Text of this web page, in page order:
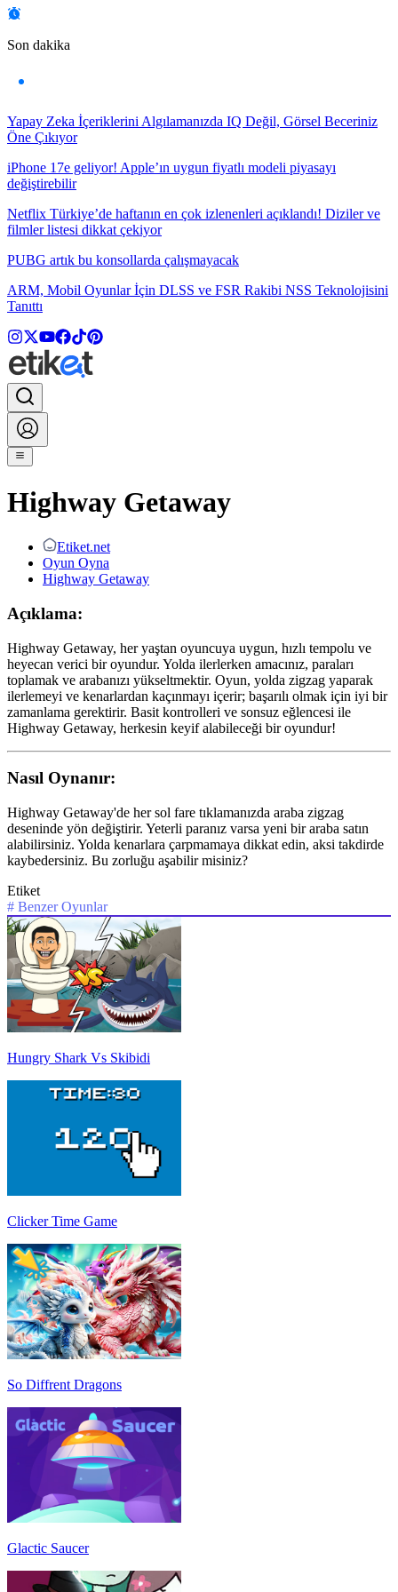
Son dakika
Yapay Zeka İçeriklerini Algılamanızda IQ Değil, Görsel Beceriniz
Öne Çıkıyor
iPhone 17e geliyor! Apple’ın uygun fiyatlı modeli piyasayı
değiştirebilir
Netflix Türkiye’de haftanın en çok izlenenleri açıklandı! Diziler ve
filmler listesi dikkat çekiyor
PUBG artık bu konsollarda çalışmayacak
ARM, Mobil Oyunlar İçin DLSS ve FSR Rakibi NSS Teknolojisini
Tanıttı
Highway Getaway
Etiket.net
Oyun Oyna
Highway Getaway
Açıklama:
Highway Getaway, her yaştan oyuncuya uygun, hızlı tempolu ve
heyecan verici bir oyundur. Yolda ilerlerken amacınız, paraları
toplamak ve arabanızı yükseltmektir. Oyun, yolda zigzag yaparak
ilerlemeyi ve kenarlardan kaçınmayı içerir; başarılı olmak için iyi bir
zamanlama gerektirir. Basit kontrolleri ve sonsuz eğlencesi ile
Highway Getaway, herkesin keyif alabileceği bir oyundur!
Nasıl Oynanır:
Highway Getaway'de her sol fare tıklamanızda araba zigzag
deseninde yön değiştirir. Yeterli paranız varsa yeni bir araba satın
alabilirsiniz. Yolda kenarlara çarpmamaya dikkat edin, aksi takdirde
kaybedersiniz. Bu zorluğu aşabilir misiniz?
Etiket
# Benzer Oyunlar
Hungry Shark Vs Skibidi
Clicker Time Game
So Diffrent Dragons
Glactic Saucer